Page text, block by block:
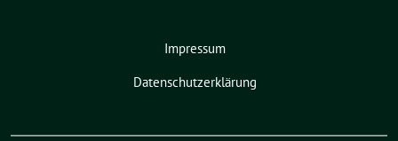
Impressum
Datenschutzerklärung